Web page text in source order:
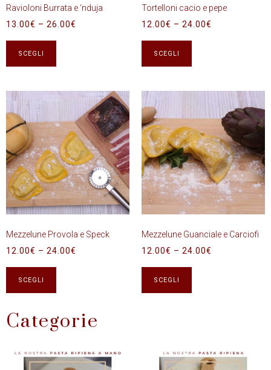
Ravioloni Burrata e ‘nduja
13.00€ – 26.00€
SCEGLI
Tortelloni cacio e pepe
12.00€ – 24.00€
SCEGLI
Mezzelune Provola e Speck
12.00€ – 24.00€
SCEGLI
Mezzelune Guanciale e Carciofi
12.00€ – 24.00€
SCEGLI
Categorie